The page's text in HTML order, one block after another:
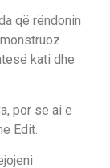
që rëndonin
kati dhe
por se ai e
Edit.